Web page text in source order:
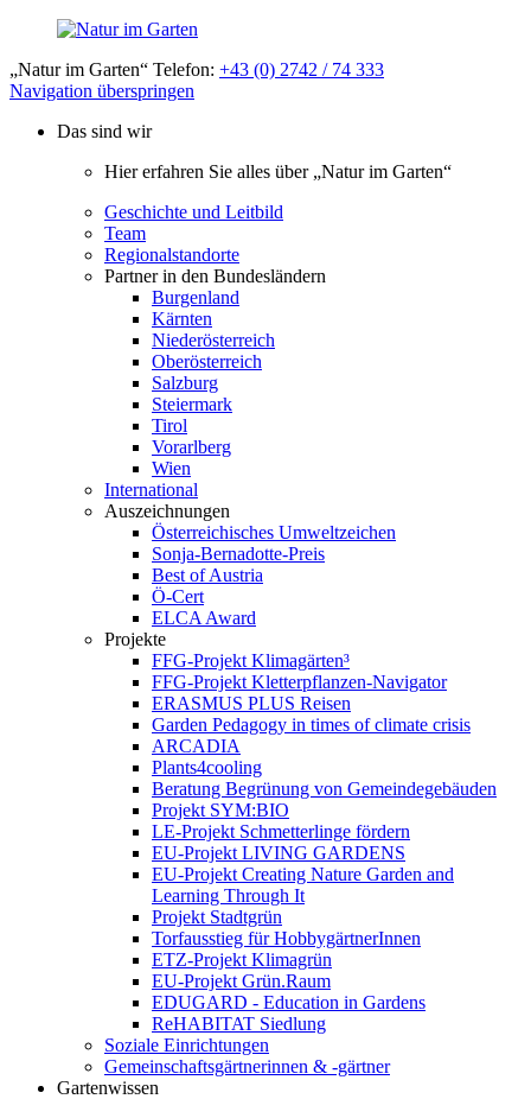
„Natur im Garten“ Telefon: +43 (0) 2742 / 74 333
Navigation überspringen
Das sind wir
Hier erfahren Sie alles über „Natur im Garten“
Geschichte und Leitbild
Team
Regionalstandorte
Partner in den Bundesländern
Burgenland
Kärnten
Niederösterreich
Oberösterreich
Salzburg
Steiermark
Tirol
Vorarlberg
Wien
International
Auszeichnungen
Österreichisches Umweltzeichen
Sonja-Bernadotte-Preis
Best of Austria
Ö-Cert
ELCA Award
Projekte
FFG-Projekt Klimagärten³
FFG-Projekt Kletterpflanzen-Navigator
ERASMUS PLUS Reisen
Garden Pedagogy in times of climate crisis
ARCADIA
Plants4cooling
Beratung Begrünung von Gemeindegebäuden
Projekt SYM:BIO
LE-Projekt Schmetterlinge fördern
EU-Projekt LIVING GARDENS
EU-Projekt Creating Nature Garden and
Learning Through It
Projekt Stadtgrün
Torfausstieg für HobbygärtnerInnen
ETZ-Projekt Klimagrün
EU-Projekt Grün.Raum
EDUGARD - Education in Gardens
ReHABITAT Siedlung
Soziale Einrichtungen
Gemeinschaftsgärtnerinnen & -gärtner
Gartenwissen